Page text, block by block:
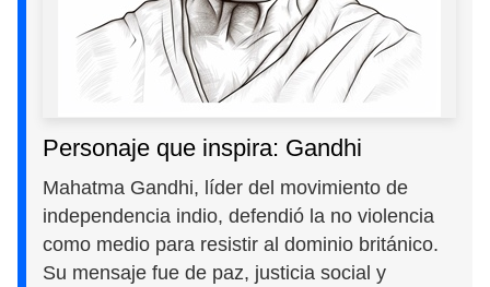
Personaje que inspira: Gandhi
Mahatma Gandhi, líder del movimiento de
independencia indio, defendió la no violencia
como medio para resistir al dominio británico.
Su mensaje fue de paz, justicia social y